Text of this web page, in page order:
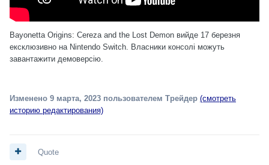
Bayonetta Origins: Cereza and the Lost Demon вийде 17 березня
ексклюзивно на Nintendo Switch. Власники консолі можуть
завантажити демоверсію.
Изменено 9 марта, 2023 пользователем Трейдер (смотреть
историю редактирования)
Quote